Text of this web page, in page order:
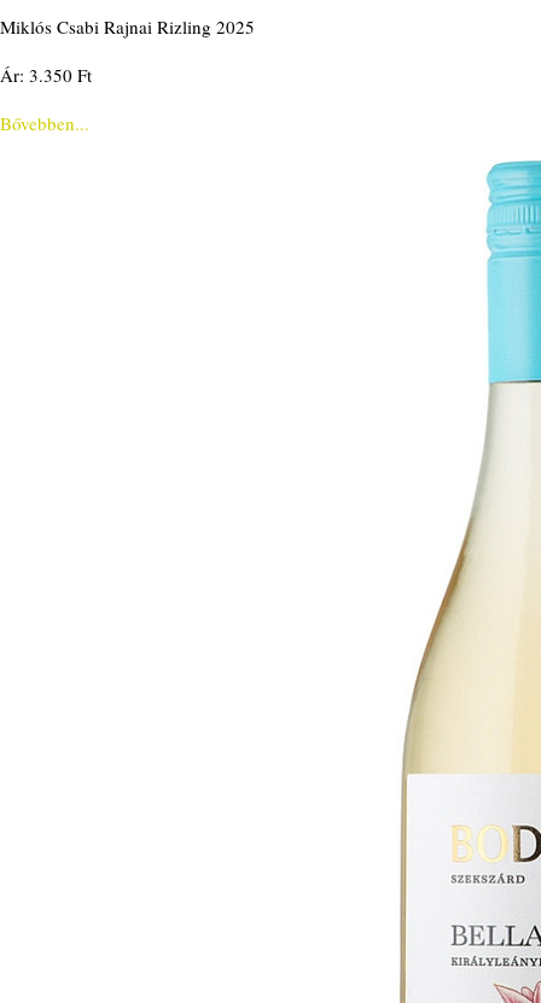
Miklós Csabi Rajnai Rizling 2025
Ár: 3.350 Ft
Bővebben...